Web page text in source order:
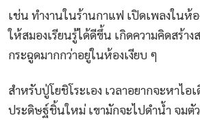
เช่น ทำงานในร้านกาแฟ เปิดเพลงในห้
ให้สมองเรียนรู้ได้ดีขึ้น เกิดความคิดสร้าง
กระฉูดมากกว่าอยู่ในห้องเงียบ ๆ
สำหรับปู่โยชิโระเอง เวลาอยากจะหาไอ
ประดิษฐ์ชิ้นใหม่ เขามักจะไปดำน้ำ จมตั